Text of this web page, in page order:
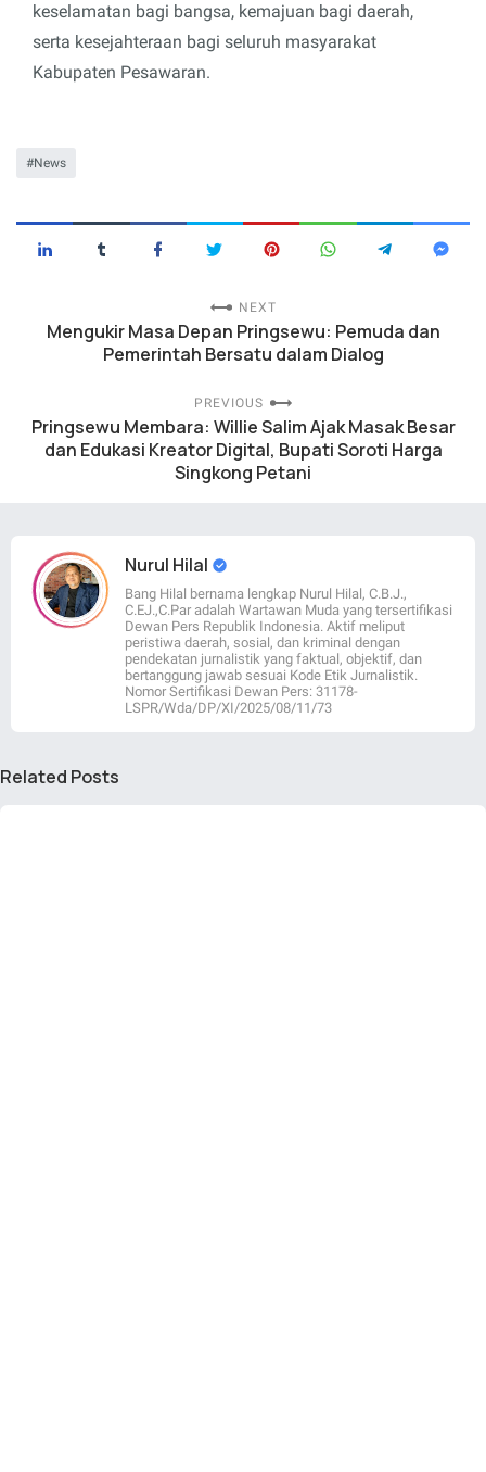
keselamatan bagi bangsa, kemajuan bagi daerah,
serta kesejahteraan bagi seluruh masyarakat
Kabupaten Pesawaran.
News
NEXT
Mengukir Masa Depan Pringsewu: Pemuda dan
Pemerintah Bersatu dalam Dialog
PREVIOUS
Pringsewu Membara: Willie Salim Ajak Masak Besar
dan Edukasi Kreator Digital, Bupati Soroti Harga
Singkong Petani
Nurul Hilal
Bang Hilal bernama lengkap Nurul Hilal, C.B.J.,
C.EJ.,C.Par adalah Wartawan Muda yang tersertifikasi
Dewan Pers Republik Indonesia. Aktif meliput
peristiwa daerah, sosial, dan kriminal dengan
pendekatan jurnalistik yang faktual, objektif, dan
bertanggung jawab sesuai Kode Etik Jurnalistik.
Nomor Sertifikasi Dewan Pers: 31178-
LSPR/Wda/DP/XI/2025/08/11/73
Related Posts